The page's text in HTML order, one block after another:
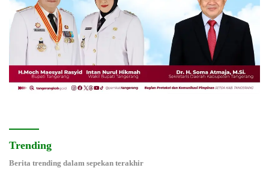
Trending
Berita trending dalam sepekan terakhir